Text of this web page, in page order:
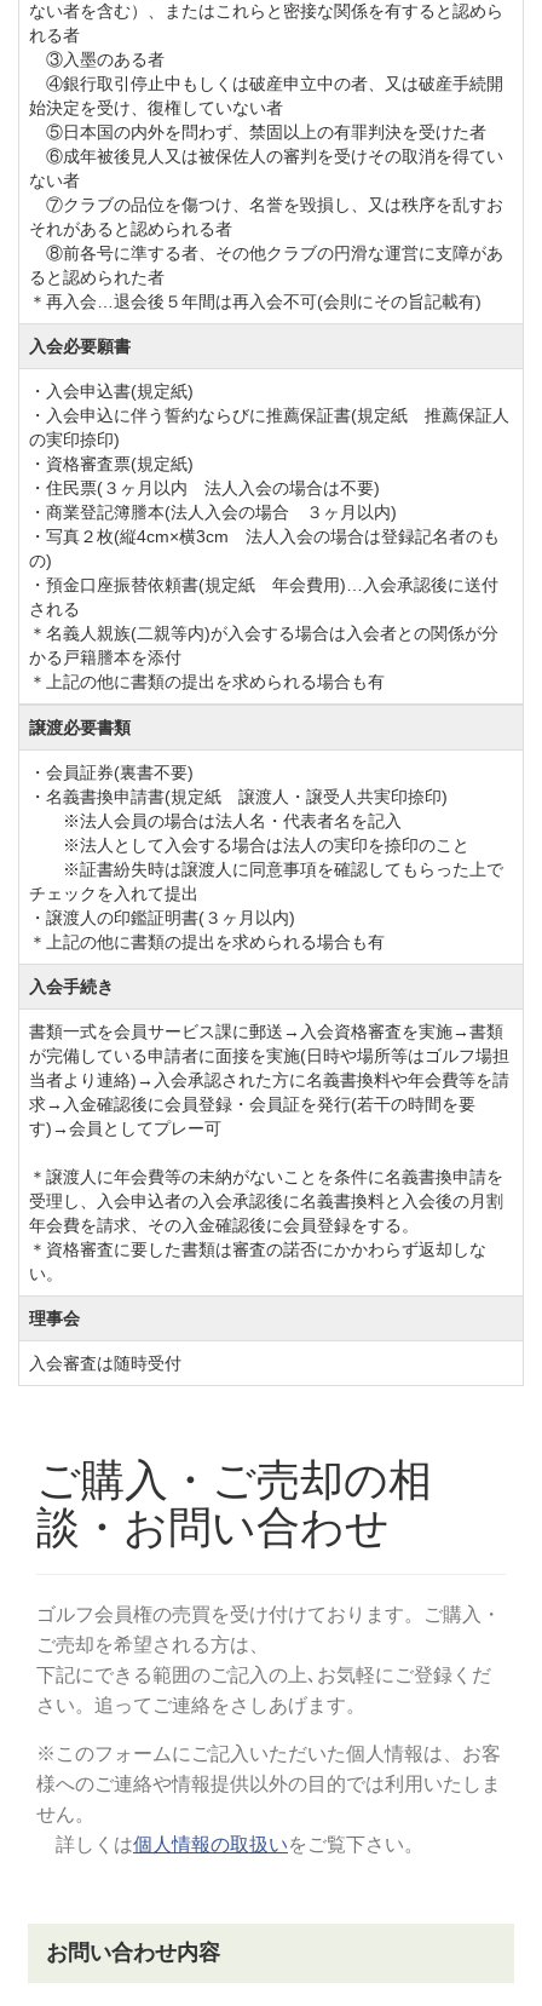
◆詳細はアコーディア・ゴルフ会員課へお問い合わせ
下さい。
令和5年1月1日から下記の特典受付を終了します。
グランドステータス制度
会員募集内容の一部を変更します。
令和3年7月31日を以ってキャンペーン価格での募集を
終了し、令和3年8月1日より定価販売での募集となりま
す。
386,100円で募集しておりますが、令和4年8月31日で受
付を終了します。
名義変更料を改定します。
①実施 令和4年9月1日から
②名義変更料
正会員【改定前】220,000円→【改定後】385,000円
平日会員【改定前】110,000円→【改定後】220,000円
年会費を下記のとおり改定します。
①実施：令和8年1月1日より
②年会費
正会員【改定前】38,500円（税込）→【改定後】
41,000円（税込）
平日会員(月～金)【改定前】22,000円（税込）→改定
なし
◆周辺ゴルフ場
「大多喜城ゴルフ倶楽部」「千葉夷隅ゴルフクラブ」
「亀山湖カントリークラブ」「上総モナークカントリ
ークラブ 」
◆交通機関
・自動車をご利用の方・車でお越しの場合
圏央道「木更津東IC」より32.0km（45分）。
・電車でお越しの場合
JR総武本線「勝浦駅」下車。勝浦駅より車で約25分。
・東京湾フェリーをご利用の場合
「金谷港」から車で約70分
※4組13名以上のご利用で送迎バスでご来場頂けます
ない者を含む）、またはこれらと密接な関係を有すると認めら
れる者
③入墨のある者
④銀行取引停止中もしくは破産申立中の者、又は破産手続開
始決定を受け、復権していない者
⑤日本国の内外を問わず、禁固以上の有罪判決を受けた者
⑥成年被後見人又は被保佐人の審判を受けその取消を得てい
ない者
⑦クラブの品位を傷つけ、名誉を毀損し、又は秩序を乱すお
それがあると認められる者
⑧前各号に準する者、その他クラブの円滑な運営に支障があ
ると認められた者
＊再入会…退会後５年間は再入会不可(会則にその旨記載有)
入会必要願書
・入会申込書(規定紙)
・入会申込に伴う誓約ならびに推薦保証書(規定紙 推薦保証人
の実印捺印)
・資格審査票(規定紙)
・住民票(３ヶ月以内 法人入会の場合は不要)
・商業登記簿謄本(法人入会の場合 ３ヶ月以内)
・写真２枚(縦4cm×横3cm 法人入会の場合は登録記名者のも
の)
・預金口座振替依頼書(規定紙 年会費用)…入会承認後に送付
される
＊名義人親族(二親等内)が入会する場合は入会者との関係が分
かる戸籍謄本を添付
＊上記の他に書類の提出を求められる場合も有
譲渡必要書類
・会員証券(裏書不要)
・名義書換申請書(規定紙 譲渡人・譲受人共実印捺印)
※法人会員の場合は法人名・代表者名を記入
※法人として入会する場合は法人の実印を捺印のこと
※証書紛失時は譲渡人に同意事項を確認してもらった上で
チェックを入れて提出
・譲渡人の印鑑証明書(３ヶ月以内)
＊上記の他に書類の提出を求められる場合も有
入会手続き
書類一式を会員サービス課に郵送→入会資格審査を実施→書類
が完備している申請者に面接を実施(日時や場所等はゴルフ場担
当者より連絡)→入会承認された方に名義書換料や年会費等を請
求→入金確認後に会員登録・会員証を発行(若干の時間を要
す)→会員としてプレー可
＊譲渡人に年会費等の未納がないことを条件に名義書換申請を
受理し、入会申込者の入会承認後に名義書換料と入会後の月割
年会費を請求、その入金確認後に会員登録をする。
＊資格審査に要した書類は審査の諾否にかかわらず返却しな
い。
理事会
入会審査は随時受付